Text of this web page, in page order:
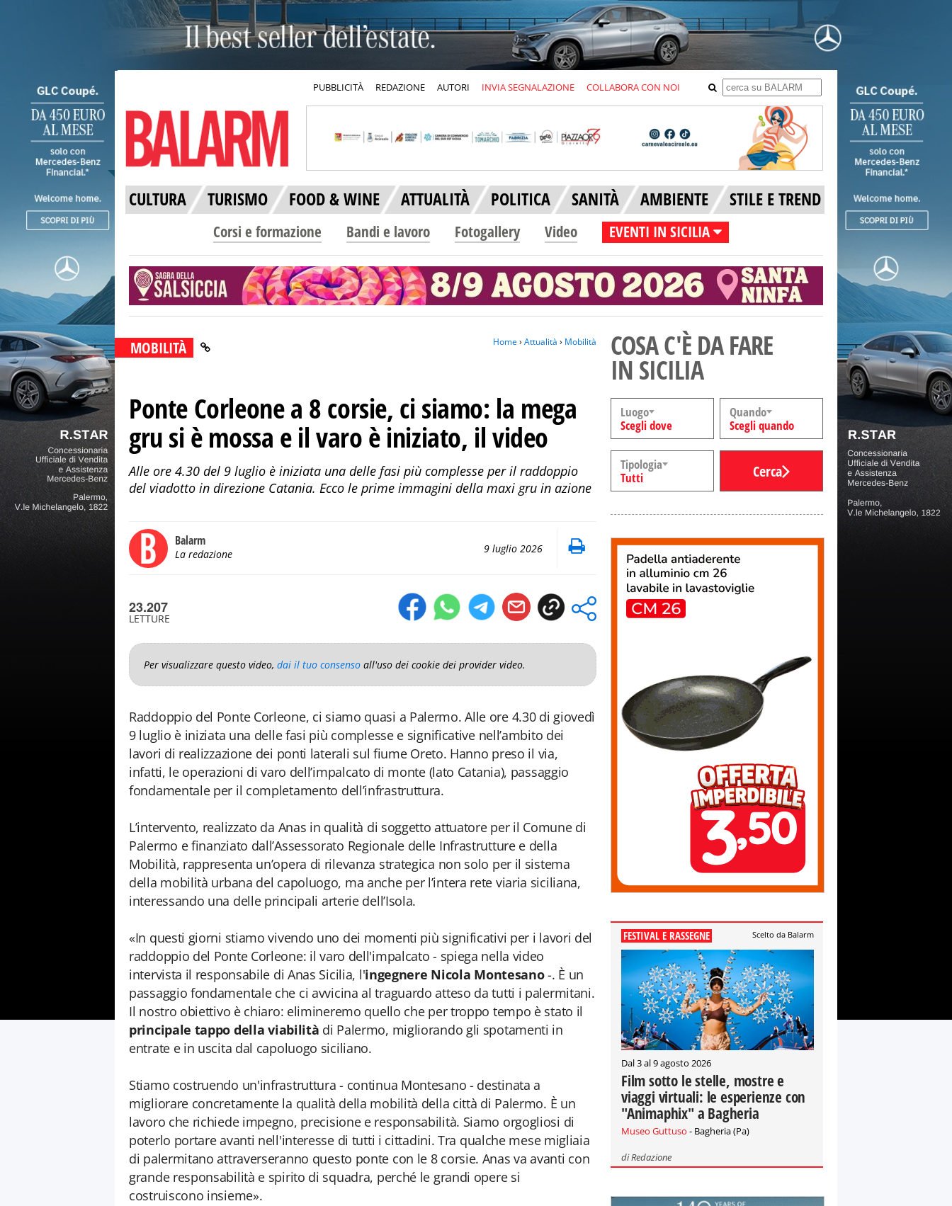
PUBBLICITÀ REDAZIONE AUTORI INVIA SEGNALAZIONE COLLABORA CON NOI
CULTURA TURISMO FOOD & WINE ATTUALITÀ POLITICA SANITÀ AMBIENTE STILE E TREND
Corsi e formazione Bandi e lavoro Fotogallery Video EVENTI IN SICILIA
MOBILITÀ Home› Attualità › Mobilità
Ponte Corleone a 8 corsie, ci siamo: la mega
gru si è mossa e il varo è iniziato, il video
Alle ore 4.30 del 9 luglio è iniziata una delle fasi più complesse per il raddoppio
del viadotto in direzione Catania. Ecco le prime immagini della maxi gru in azione
Balarm
La redazione 9 luglio 2026
23.207
LETTURE
Per visualizzare questo video, dai il tuo consenso all'uso dei cookie dei provider video.
Raddoppio del Ponte Corleone, ci siamo quasi a Palermo. Alle ore 4.30 di giovedì
9 luglio è iniziata una delle fasi più complesse e significative nell’ambito dei
lavori di realizzazione dei ponti laterali sul fiume Oreto. Hanno preso il via,
infatti, le operazioni di varo dell’impalcato di monte (lato Catania), passaggio
fondamentale per il completamento dell’infrastruttura.
L’intervento, realizzato da Anas in qualità di soggetto attuatore per il Comune di
Palermo e finanziato dall’Assessorato Regionale delle Infrastrutture e della
Mobilità, rappresenta un’opera di rilevanza strategica non solo per il sistema
della mobilità urbana del capoluogo, ma anche per l’intera rete viaria siciliana,
interessando una delle principali arterie dell’Isola.
«In questi giorni stiamo vivendo uno dei momenti più significativi per i lavori del
raddoppio del Ponte Corleone: il varo dell'impalcato - spiega nella video
intervista il responsabile di Anas Sicilia, l'ingegnere Nicola Montesano-. È un
passaggio fondamentale che ci avvicina al traguardo atteso da tutti i palermitani.
Il nostro obiettivo è chiaro: elimineremo quello che per troppo tempo è stato il
principale tappo della viabilità di Palermo, migliorando gli spotamenti in
entrate e in uscita dal capoluogo siciliano.
Stiamo costruendo un'infrastruttura - continua Montesano - destinata a
migliorare concretamente la qualità della mobilità della città di Palermo. È un
lavoro che richiede impegno, precisione e responsabilità. Siamo orgogliosi di
poterlo portare avanti nell'interesse di tutti i cittadini. Tra qualche mese migliaia
di palermitano attraverseranno questo ponte con le 8 corsie. Anas va avanti con
grande responsabilità e spirito di squadra, perché le grandi opere si
costruiscono insieme».
COSA C'È DA FARE
IN SICILIA
Luogo
Scegli dove
Quando
Scegli quando
Tipologia
Tutti
Cerca
FESTIVAL E RASSEGNE Scelto da Balarm
Dal 3 al 9 agosto 2026
Film sotto le stelle, mostre e
viaggi virtuali: le esperienze con
"Animaphix" a Bagheria
Museo Guttuso - Bagheria (Pa)
diRedazione